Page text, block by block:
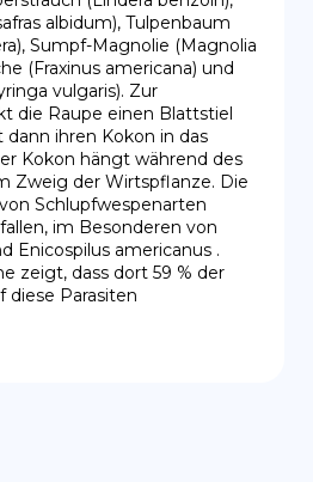
albidum), Tulpenbaum
Sumpf-Magnolie (Magnolia
(Fraxinus americana) und
vulgaris). Zur
die Raupe einen Blattstiel
ihren Kokon in das
Kokon hängt während des
Zweig der Wirtspflanze. Die
Schlupfwespenarten
im Besonderen von
Enicospilus americanus .
zeigt, dass dort 59 % der
diese Parasiten